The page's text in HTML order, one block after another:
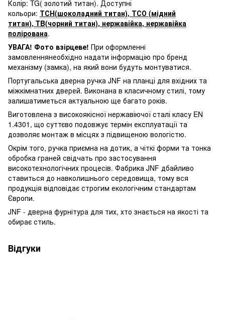
Колір: TG( золотий титан). Доступні
кольори: ТСН(шоколадний титан), ТСО (мідний
титан), TB(чорний титан), нержавійка, нержавійка
полірована.
УВАГА! Фото взірцеве! При оформленні
замовленнянеобхідно надати інформацію про бренд
механізму (замка), на який вони будуть монтуватися.
Португальська дверна ручка JNF на планці для вхідних та
міжкімнатних дверей. Виконана в класичному стилі, тому
залишатиметься актуальною ще багато років.
Виготовлена з високоякісної нержавіючої сталі класу EN
1.4301, що суттєво подовжує термін експлуатації та
дозволяє монтаж в місцях з підвищеною вологістю.
Окрім того, ручка приємна на дотик, а чіткі форми та тонка
обробка граней свідчать про застосування
високотехнологічних процесів. Фабрика JNF дбайливо
ставиться до навколишнього середовища, тому вся
продукція відповідає строгим екологічним стандартам
Європи.
JNF - дверна фурнітура для тих, хто знається на якості та
обирає стиль.
Відгуки